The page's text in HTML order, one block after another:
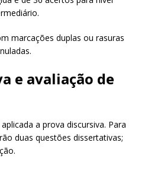
marcações duplas ou rasuras
e avaliação de
a prova discursiva. Para
duas questões dissertativas;